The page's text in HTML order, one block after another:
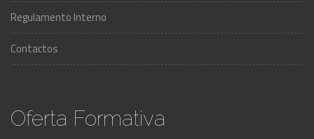
Regulamento Interno
Contactos
Oferta Formativa